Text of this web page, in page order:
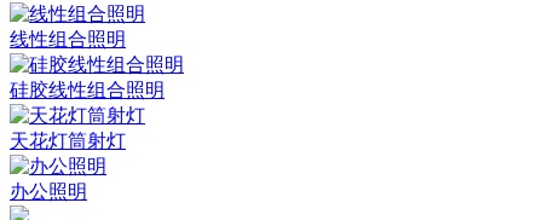
线性组合照明
硅胶线性组合照明
天花灯筒射灯
办公照明